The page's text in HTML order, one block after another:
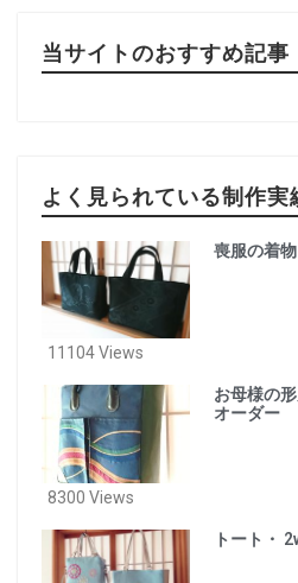
当サイトのおすすめ記事
よく見られている制作実
喪服の着
11104 Views
お母様の
オーダー
8300 Views
トート・